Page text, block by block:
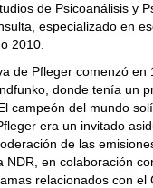
de Psicoanálisis y
especializado en
2010.
de Pfleger comenzó en
donde tenía un
campeón del mundo
era un invitado
de las
NDR, en colaboración
relacionados con el